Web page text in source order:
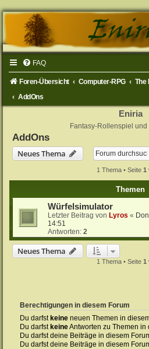
FAQ
Foren-Übersicht Computer-RPG
The
AddOns
Eniria
Fantasy-Rollenspiel und
AddOns
Neues Thema
1 Thema • Seite 1
Themen
Würfelsimulator
Letzter Beitrag von Lyros «
14:51
Antworten: 2
Neues Thema
1 Thema • Seite 1
Berechtigungen in diesem Forum
Du darfstkeine neuen Themen in
Du darfstkeineAntworten zu Themen in
Du darfst deine Beiträge in diesem
Du darfst deine Beiträge in diesem